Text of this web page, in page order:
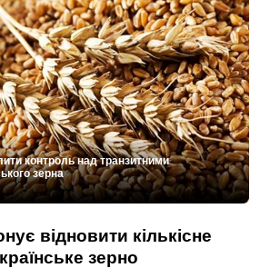
контроль над транзитними
зерна
відновити кількісне
зерно